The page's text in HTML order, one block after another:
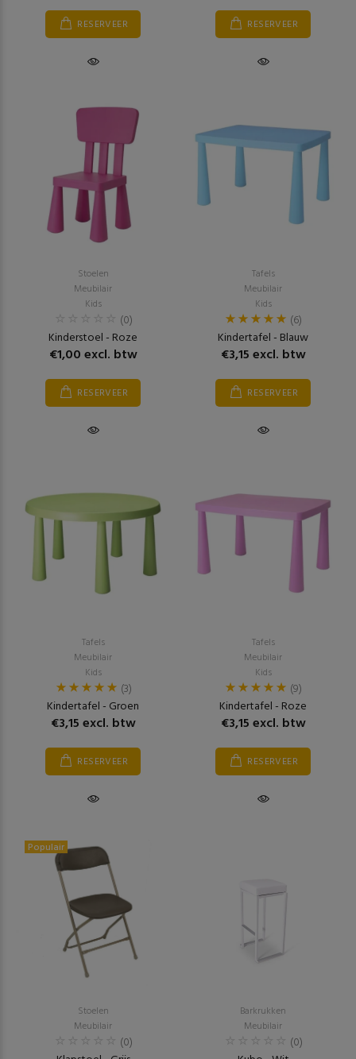
RESERVEER RESERVEER
Stoelen
Meubilair
Kids
(0)
Kinderstoel - Roze
€1,00 excl. btw
RESERVEER
Tafels
Meubilair
Kids
(6)
Kindertafel - Blauw
€3,15 excl. btw
RESERVEER
Tafels
Meubilair
Kids
(3)
Kindertafel - Groen
€3,15 excl. btw
RESERVEER
Tafels
Meubilair
Kids
(9)
Kindertafel - Roze
€3,15 excl. btw
RESERVEER
Populair
Stoelen
Meubilair
(0)
Barkrukken
Meubilair
(0)